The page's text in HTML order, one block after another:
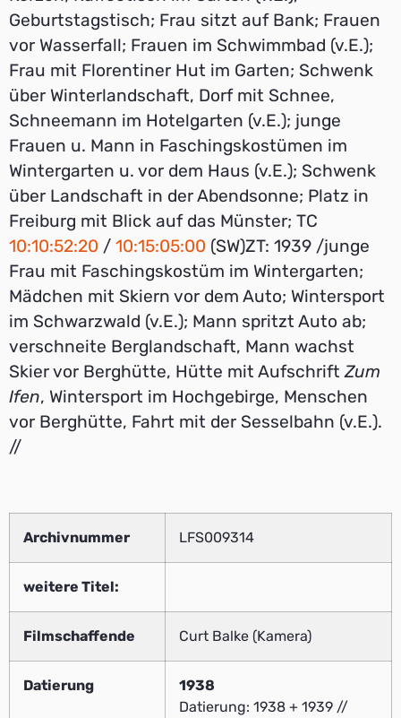
Geburtstagstisch; Frau sitzt auf Bank; Frauen
vor Wasserfall; Frauen im Schwimmbad (v.E.);
Frau mit Florentiner Hut im Garten; Schwenk
über Winterlandschaft, Dorf mit Schnee,
Schneemann im Hotelgarten (v.E.); junge
Frauen u. Mann in Faschingskostümen im
Wintergarten u. vor dem Haus (v.E.); Schwenk
über Landschaft in der Abendsonne; Platz in
Freiburg mit Blick auf das Münster; TC
10:10:52:20 / 10:15:05:00 (SW)ZT: 1939 /junge
Frau mit Faschingskostüm im Wintergarten;
Mädchen mit Skiern vor dem Auto; Wintersport
im Schwarzwald (v.E.); Mann spritzt Auto ab;
verschneite Berglandschaft, Mann wachst
Skier vor Berghütte, Hütte mit AufschriftZum
Ifen, Wintersport im Hochgebirge, Menschen
vor Berghütte, Fahrt mit der Sesselbahn (v.E.).
//
Archivnummer LFS009314
weitere Titel:
Filmschaffende Curt Balke (Kamera)
Datierung
1938
Datierung: 1938 + 1939 //